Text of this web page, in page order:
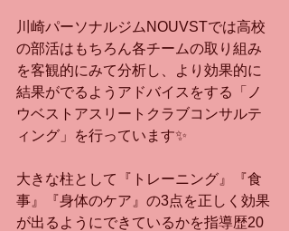
川崎パーソナルジムNOUVSTでは高校
の部活はもちろん各チームの取り組み
を客観的にみて分析し、より効果的に
結果がでるようアドバイスをする「ノ
ウベストアスリートクラブコンサルテ
ィング」を行っています✨
大きな柱として『トレーニング』『食
事』『身体のケア』の3点を正しく効果
が出るようにできているかを指導歴20